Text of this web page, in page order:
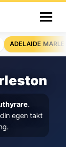
ADELAIDE
.
egen takt